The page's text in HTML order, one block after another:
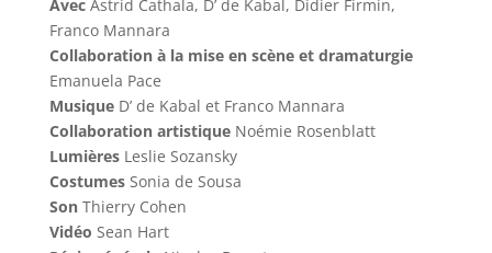
Avec Astrid Cathala, D’ de Kabal, Didier Firmin,
Franco Mannara
Collaboration à la mise en scène et dramaturgie
Emanuela Pace
Musique D’ de Kabal et Franco Mannara
Collaboration artistiqueNoémie Rosenblatt
Lumières Leslie Sozansky
Costumes Sonia de Sousa
Son Thierry Cohen
Vidéo Sean Hart